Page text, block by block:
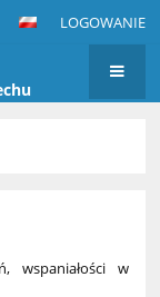
LOGOWANIE
wspaniałości w